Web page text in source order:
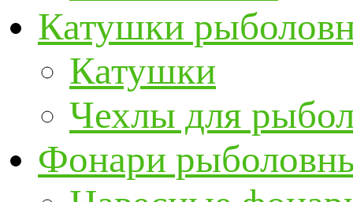
Катушки
Катушки
Чехлы для
Фонари